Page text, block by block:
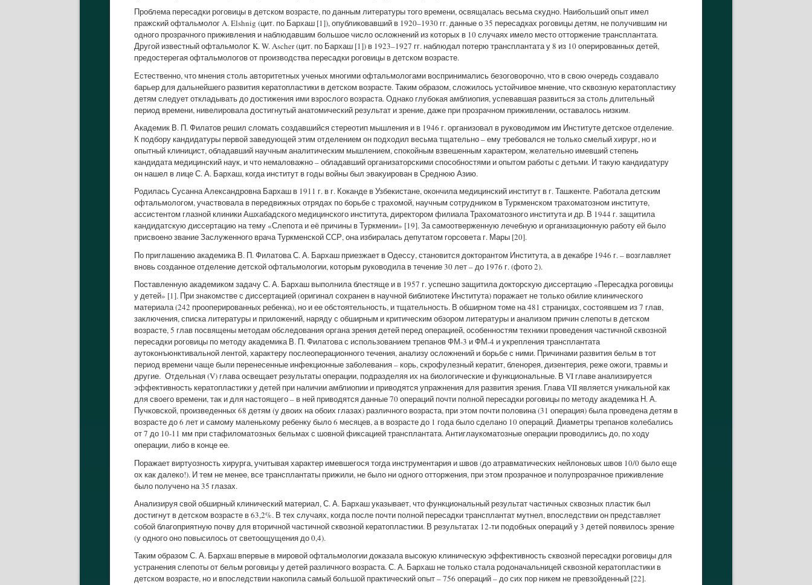
Проблема пересадки роговицы в детском возрасте, по данным литературы того времени, освящалась весьма скудно. Наибольший опыт имел
пражский офтальмолог A. Elshnig (цит. по Бархаш [1]), опубликовавший в 1920–1930 гг. данные о 35 пересадках роговицы детям, не получившим ни
одного прозрачного приживления и наблюдавшим большое число осложнений из которых в 10 случаях имело место отторжение трансплантата.
Другой известный офтальмолог K. W. Ascher (цит. по Бархаш [1]) в 1923–1927 гг. наблюдал потерю трансплантата у 8 из 10 оперированных детей,
предостерегая офтальмологов от производства пересадки роговицы в детском возрасте.
Естественно, что мнения столь авторитетных ученых многими офтальмологами воспринимались безоговорочно, что в свою очередь создавало
барьер для дальнейшего развития кератопластики в детском возрасте. Таким образом, сложилось устойчивое мнение, что сквозную кератопластику
детям следует откладывать до достижения ими взрослого возраста. Однако глубокая амблиопия, успевавшая развиться за столь длительный
период времени, нивелировала достигнутый анатомический результат и зрение, даже при прозрачном приживлении, оставалось низким.
Академик В. П. Филатов решил сломать создавшийся стереотип мышления и в 1946 г. организовал в руководимом им Институте детское отделение.
К подбору кандидатуры первой заведующей этим отделением он подходил весьма тщательно – ему требовался не только смелый хирург, но и
опытный клиницист, обладавший научным аналитическим мышлением, спокойным взвешенным характером, желательно имевший степень
кандидата медицинский наук, и что немаловажно – обладавший организаторскими способностями и опытом работы с детьми. И такую кандидатуру
он нашел в лице С. А. Бархаш, когда институт в годы войны был эвакуирован в Среднюю Азию.
Родилась Сусанна Александровна Бархаш в 1911 г. в г. Коканде в Узбекистане, окончила медицинский институт в г. Ташкенте. Работала детским
офтальмологом, участвовала в передвижных отрядах по борьбе с трахомой, научным сотрудником в Туркменском трахоматозном институте,
ассистентом глазной клиники Ашхабадского медицинского института, директором филиала Трахоматозного института и др. В 1944 г. защитила
кандидатскую диссертацию на тему «Слепота и её причины в Туркмении» [19]. За самоотверженную лечебную и организационную работу ей было
присвоено звание Заслуженного врача Туркменской ССР, она избиралась депутатом горсовета г. Мары [20].
По приглашению академика В. П. Филатова С. А. Бархаш приезжает в Одессу, становится докторантом Института, а в декабре 1946 г. – возглавляет
вновь созданное отделение детской офтальмологии, которым руководила в течение 30 лет – до 1976 г. (фото 2).
Поставленную академиком задачу С. А. Бархаш выполнила блестяще и в 1957 г. успешно защитила докторскую диссертацию «Пересадка роговицы
у детей» [1]. При знакомстве с диссертацией (оригинал сохранен в научной библиотеке Института) поражает не только обилие клинического
материала (242 прооперированных ребенка), но и ее обстоятельность, и тщательность. В обширном томе на 481 страницах, состоявшем из 7 глав,
заключения, списка литературы и приложений, наряду с обширным и критическим обзором литературы и анализом причин слепоты в детском
возрасте, 5 глав посвящены методам обследования органа зрения детей перед операцией, особенностям техники проведения частичной сквозной
пересадки роговицы по методу академика В. П. Филатова с использованием трепанов ФМ-3 и ФМ-4 и укрепления трансплантата
аутоконъюнктивальной лентой, характеру послеоперационного течения, анализу осложнений и борьбе с ними. Причинами развития бельм в тот
период времени чаще были перенесенные инфекционные заболевания – корь, скрофулезный кератит, бленорея, дизентерия, реже ожоги, травмы и
другие. Отдельная (V) глава освещает результаты операции, подразделяя их на биологические и функциональные. В VI главе анализируется
эффективность кератопластики у детей при наличии амблиопии и приводятся упражнения для развития зрения. Глава VII является уникальной как
для своего времени, так и для настоящего – в ней приводятся данные 70 операций почти полной пересадки роговицы по методу академика Н. А.
Пучковской, произведенных 68 детям (у двоих на обоих глазах) различного возраста, при этом почти половина (31 операция) была проведена детям в
возрасте до 6 лет и самому маленькому ребенку было 6 месяцев, а в возрасте до 1 года было сделано 10 операций. Диаметры трепанов колебались
от 7 до 10-11 мм при стафиломатозных бельмах с шовной фиксацией трансплантата. Антиглаукоматозные операции проводились до, по ходу
операции, либо в конце ее.
Поражает виртуозность хирурга, учитывая характер имевшегося тогда инструментария и швов (до атравматических нейлоновых швов 10/0 было еще
ох как далеко!). И тем не менее, все трансплантаты прижили, не было ни одного отторжения, при этом прозрачное и полупрозрачное приживление
было получено на 35 глазах.
Анализируя свой обширный клинический материал, С. А. Бархаш указывает, что функциональный результат частичных сквозных пластик был
достигнут в детском возрасте в 63,2%. В тех случаях, когда после почти полной пересадки трансплантат мутнел, впоследствии он представляет
собой благоприятную почву для вторичной частичной сквозной кератопластики. В результатах 12-ти подобных операций у 3 детей появилось зрение
(у одного оно повысилось от светоощущения до 0,4).
Таким образом С. А. Бархаш впервые в мировой офтальмологии доказала высокую клиническую эффективность сквозной пересадки роговицы для
устранения слепоты от бельм роговицы у детей различного возраста. С. А. Бархаш не только стала родоначальницей сквозной кератопластики в
детском возрасте, но и впоследствии накопила самый большой практический опыт – 756 операций – до сих пор никем не превзойденный [22].